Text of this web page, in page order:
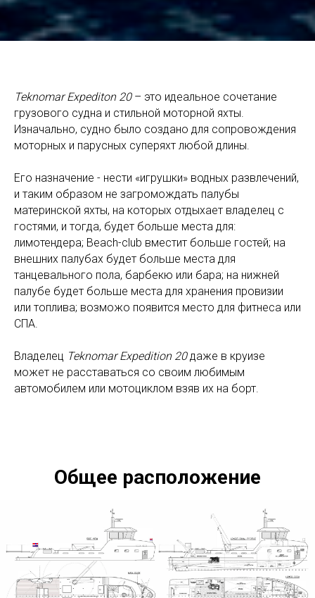
Teknomar Expediton 20– это идеальное сочетание
грузового судна и стильной моторной яхты.
Изначально, судно было создано для сопровождения
моторных и парусных суперяхт любой длины.
Его назначение - нести «игрушки» водных развлечений,
и таким образом не загромождать палубы
материнской яхты, на которых отдыхает владелец с
гостями, и тогда, будет больше места для:
лимотендера; Beach-club вместит больше гостей; на
внешних палубах будет больше места для
танцевального пола, барбекю или бара; на нижней
палубе будет больше места для хранения провизии
или топлива; возможо появится место для фитнеса или
СПА.
Владелец Teknomar Expedition 20даже в круизе
может не расставаться со своим любимым
автомобилем или мотоциклом взяв их на борт.
Общее расположение